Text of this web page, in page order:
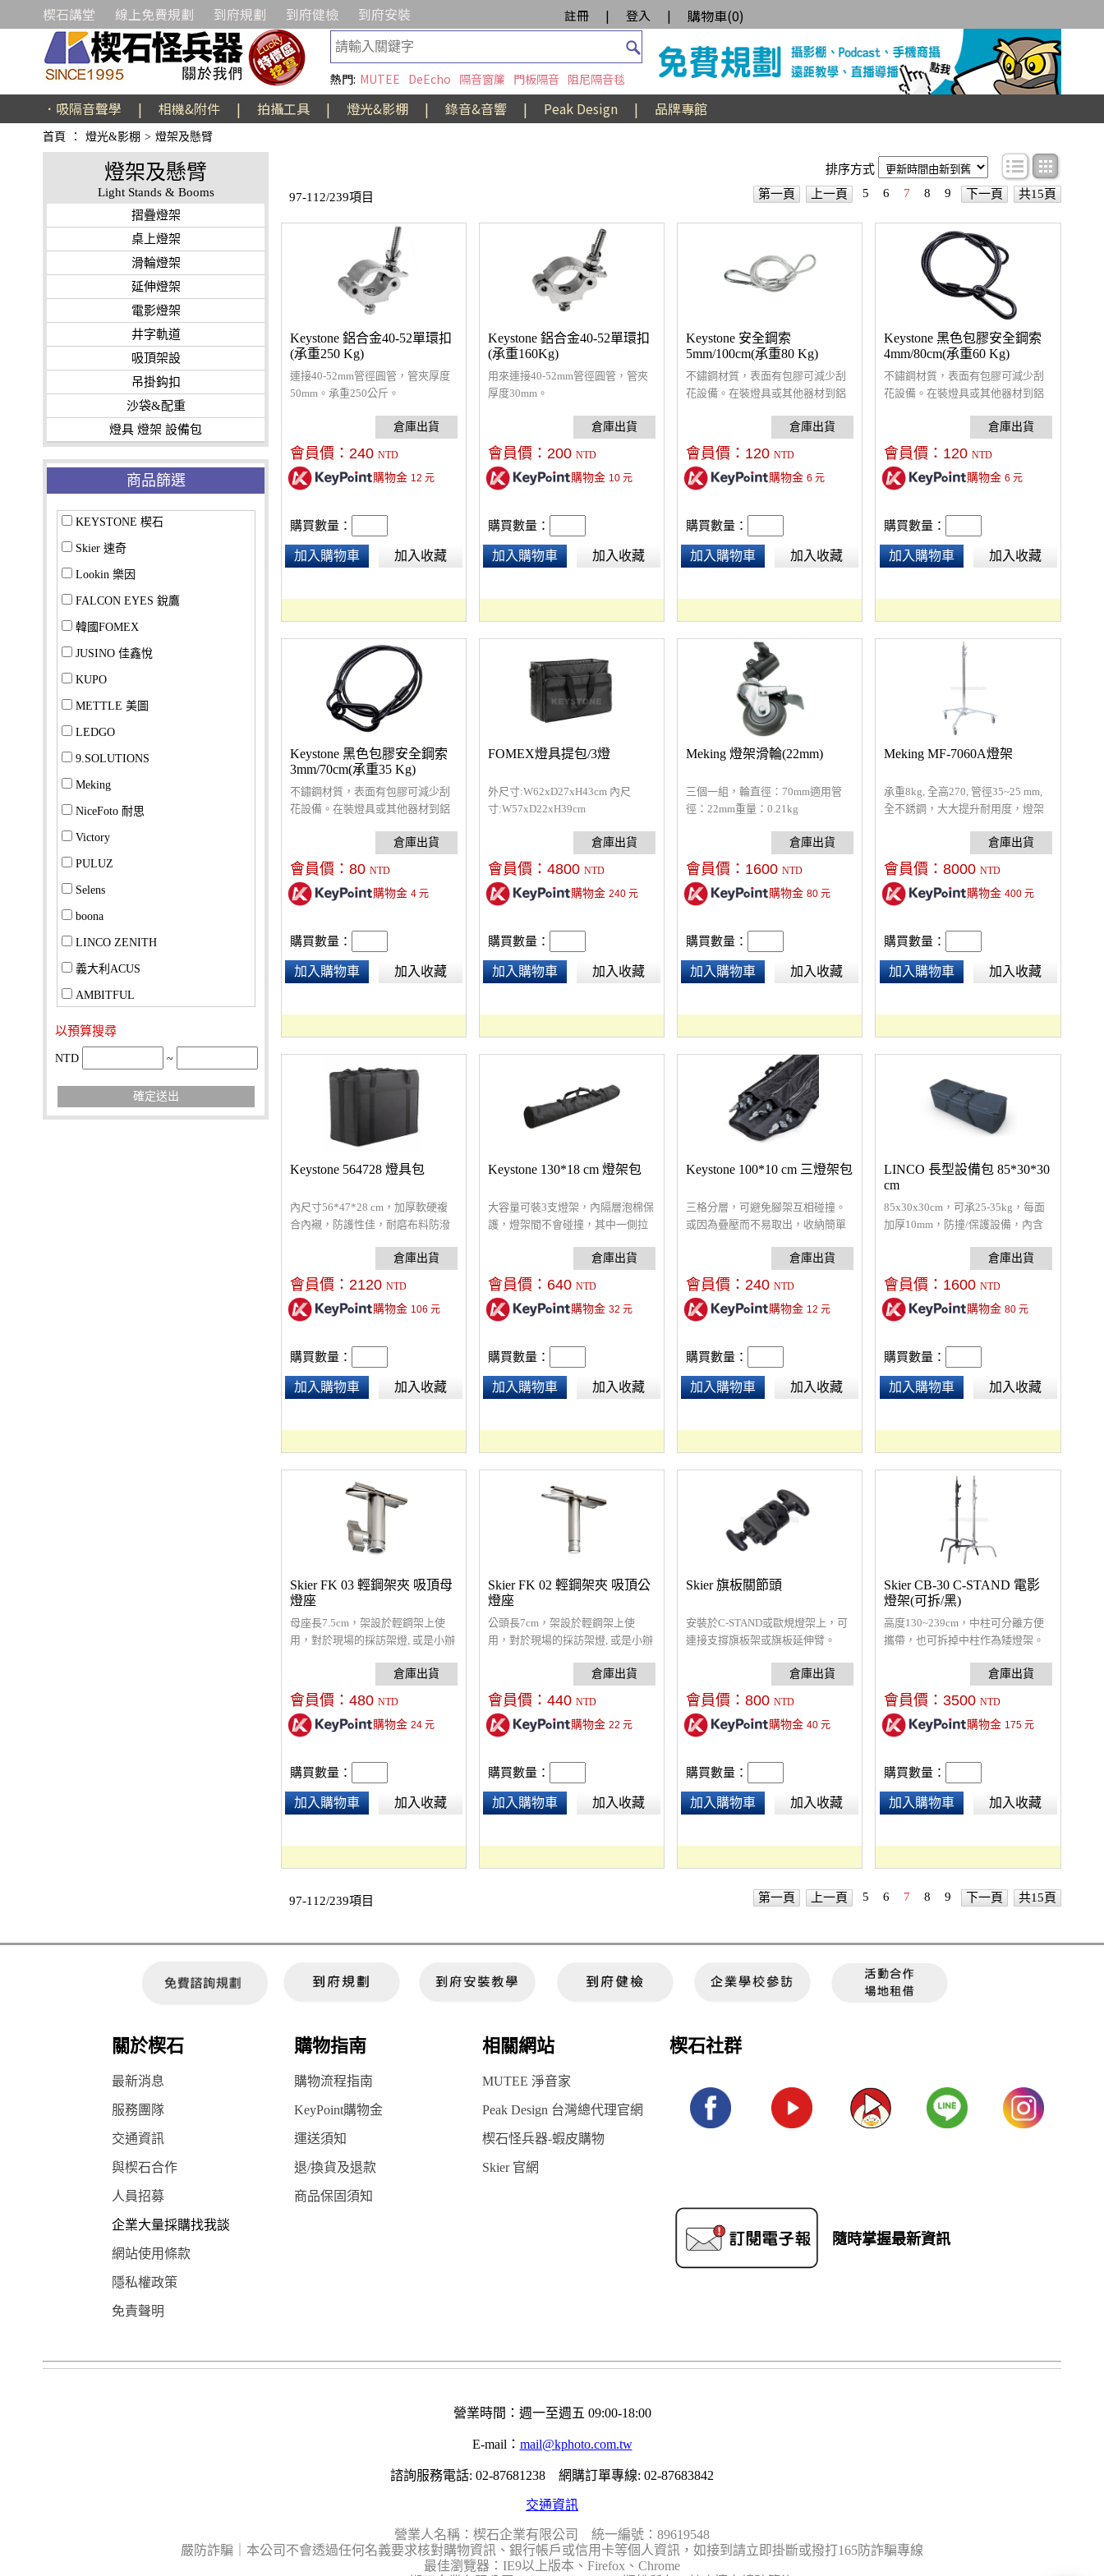
楔石講堂 線上免費規劃 到府規劃 到府健檢 到府安裝 註冊 | 登入 | 購物車(0)
熱門: MUTEE DeEcho 隔音窗簾 門板隔音 阻尼隔音毯
．吸隔音聲學 | 相機&附件 | 拍攝工具 | 燈光&影棚 | 錄音&音響 | Peak Design | 品牌專館
首頁 ： 燈光&影棚 > 燈架及懸臂
燈架及懸臂
Light Stands & Booms
摺疊燈架
桌上燈架
滑輪燈架
延伸燈架
電影燈架
井字軌道
吸頂架設
吊掛鈎扣
沙袋&配重
燈具 燈架 設備包
商品篩選
KEYSTONE 楔石
Skier 速奇
Lookin 樂因
FALCON EYES 銳鷹
韓國FOMEX
JUSINO 佳鑫悅
KUPO
METTLE 美圖
LEDGO
9.SOLUTIONS
Meking
NiceFoto 耐思
Victory
PULUZ
Selens
boona
LINCO ZENITH
義大利ACUS
AMBITFUL
以預算搜尋
NTD ~
確定送出
排序方式
條目顯示
97-112/239項目 第一頁 上一頁 5 6 7 8 9 下一頁 共15頁
Keystone 鋁合金40-52單環扣
(承重250 Kg)
連接40-52mm管徑圓管，管夾厚度
50mm。承重250公斤。
會員價： 240 NTD
購物金 12 元
購買數量：
加入購物車 加入收藏
Keystone 鋁合金40-52單環扣
(承重160Kg)
用來連接40-52mm管徑圓管，管夾
厚度30mm。
會員價： 200 NTD
購物金 10元
購買數量：
加入購物車 加入收藏
Keystone 安全鋼索
5mm/100cm(承重80 Kg)
不鏽鋼材質，表面有包膠可減少刮
花設備。在裝燈具或其他器材到鋁
燈具器材掉落，避免造成人員財產
損失或意外發生。
會員價： 120 NTD
購物金 6 元
購買數量：
加入購物車 加入收藏
Keystone 黑色包膠安全鋼索
4mm/80cm(承重60 Kg)
不鏽鋼材質，表面有包膠可減少刮
花設備。在裝燈具或其他器材到鋁
燈具器材掉落，避免造成人員財產
損失或意外發生。
會員價： 120 NTD
購物金 6 元
購買數量：
加入購物車 加入收藏
Keystone 黑色包膠安全鋼索
3mm/70cm(承重35 Kg)
不鏽鋼材質，表面有包膠可減少刮
花設備。在裝燈具或其他器材到鋁
燈具器材掉落，避免造成人員財產
損失或意外發生。
會員價： 80 NTD
購物金 4元
購買數量：
加入購物車 加入收藏
FOMEX燈具提包/3燈
外尺寸:W62xD27xH43cm 內尺
寸:W57xD22xH39cm
會員價： 4800 NTD
購物金 240元
購買數量：
加入購物車 加入收藏
Meking 燈架滑輪(22mm)
三個一組，輪直徑：70mm適用管
徑：22mm重量：0.21kg
會員價： 1600 NTD
購物金 80元
購買數量：
加入購物車 加入收藏
Meking MF-7060A燈架
承重8kg, 全高270, 管徑35~25 mm,
全不銹鋼，大大提升耐用度，燈架
會員價： 8000 NTD
購物金 400元
購買數量：
加入購物車 加入收藏
Keystone 564728 燈具包
內尺寸56*47*28 cm，加厚軟硬複
合內襯，防護性佳，耐磨布料防潑
內部多隔層及拉鍊帶設計，更方便
裝入及取出設備，附三個隔板可自
由分割空間。
會員價： 2120 NTD
購物金 106 元
購買數量：
加入購物車 加入收藏
Keystone 130*18 cm 燈架包
大容量可裝3支燈架，內隔層泡棉保
護，燈架間不會碰撞，其中一側拉
為尼龍帆布，備有三個扣帶，可調
整袋子的直徑，確實緊綑，可提、
可肩背，方便攜帶外出。
會員價： 640 NTD
購物金 32 元
購買數量：
加入購物車 加入收藏
Keystone 100*10 cm 三燈架包
三格分層，可避免腳架互相碰撞。
或因為疊壓而不易取出，收納簡單
鬆攜帶棚燈相關配件（例：燈架、
柔光傘、反射傘....等等）
會員價： 240 NTD
購物金 12 元
購買數量：
加入購物車 加入收藏
LINCO 長型設備包 85*30*30
cm
85x30x30cm，可承25-35kg，每面
加厚10mm，防撞/保護設備，內含
搭配雙向拉鍊，滑順不易卡住，手
提設計，方便好攜帶。
會員價： 1600 NTD
購物金 80元
購買數量：
加入購物車 加入收藏
Skier FK 03 輕鋼架夾 吸頂母
燈座
母座長7.5cm，架設於輕鋼架上使
用，對於現場的採訪架燈, 或是小辦
裝潢。​建議架設在輕鋼架較穩固的
部位，承重約1kg。
會員價： 480 NTD
購物金 24元
購買數量：
加入購物車 加入收藏
Skier FK 02 輕鋼架夾 吸頂公
燈座
公頭長7cm，架設於輕鋼架上使
用，對於現場的採訪架燈, 或是小辦
裝潢。​建議架設在輕鋼架較穩固的
部位，承重約1kg。
會員價： 440 NTD
購物金 22 元
購買數量：
加入購物車 加入收藏
Skier 旗板關節頭
安裝於C-STAND或歐規燈架上，可
連接支撐旗板架或旗板延伸臂。
會員價： 800 NTD
購物金 40元
購買數量：
加入購物車 加入收藏
Skier CB-30 C-STAND 電影
燈架(可拆/黑)
高度130~239cm，中柱可分離方便
攜帶，也可拆掉中柱作為矮燈架。
會員價： 3500 NTD
購物金 175元
購買數量：
加入購物車 加入收藏
97-112/239項目 第一頁 上一頁 5 6 7 8 9 下一頁 共15頁
關於楔石 購物指南 相關網站 楔石社群
最新消息 購物流程指南 MUTEE 淨音家
服務團隊 KeyPoint購物金 Peak Design 台灣總代理官網
交通資訊 運送須知 楔石怪兵器-蝦皮購物
與楔石合作 退/換貨及退款 Skier 官網
隨時掌握最新資訊
人員招募 商品保固須知
企業大量採購找我談
網站使用條款
隱私權政策
免責聲明
營業時間：週一至週五 09:00-18:00
E-mail： mail@kphoto.com.tw
諮詢服務電話: 02-87681238 網購訂單專線: 02-87683842
交通資訊
營業人名稱：楔石企業有限公司 統一編號：89619548
嚴防詐騙｜本公司不會透過任何名義要求核對購物資訊、銀行帳戶或信用卡等個人資訊，如接到請立即掛斷或撥打165防詐騙專線
最佳瀏覽器：IE9以上版本、Firefox、Chrome